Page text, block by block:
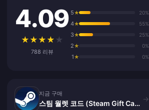
4.09
★ ★ ★ ★ ★
788 리뷰
5★ 20%
4★ 55%
3★ 25%
2★ 0%
1★ 0%
지금 구매
스팀 월렛 코드 (Steam Gift Card)
→